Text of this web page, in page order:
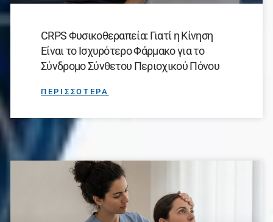
CRPS Φυσικοθεραπεία: Γιατί η Κίνηση
Είναι το Ισχυρότερο Φάρμακο για το
Σύνδρομο Σύνθετου Περιοχικού Πόνου
ΠΕΡΙΣΣΟΤΕΡΑ